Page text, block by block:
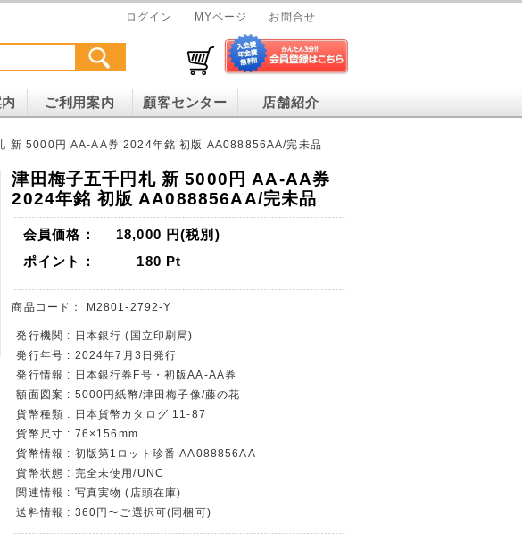
ログイン MYページ お問合せ
ご利用案内 顧客センター 店舗紹介
新 5000円 AA-AA券 2024年銘 初版 AA088856AA/完未品
津田梅子五千円札 新 5000円 AA-AA券
2024年銘 初版 AA088856AA/完未品
会員価格： 18,000 円(税別)
ポイント：
180 Pt
商品コード： M2801-2792-Y
発行機関 : 日本銀行 (国立印刷局)
発行年号 : 2024年7月3日発行
発行情報 : 日本銀行券F号・初版AA-AA券
額面図案 : 5000円紙幣/津田梅子像/藤の花
貨幣種類 : 日本貨幣カタログ 11-87
貨幣尺寸 : 76×156mm
貨幣情報 : 初版第1ロット珍番 AA088856AA
貨幣状態 : 完全未使用/UNC
関連情報 : 写真実物 (店頭在庫)
送料情報 : 360円〜ご選択可(同梱可)